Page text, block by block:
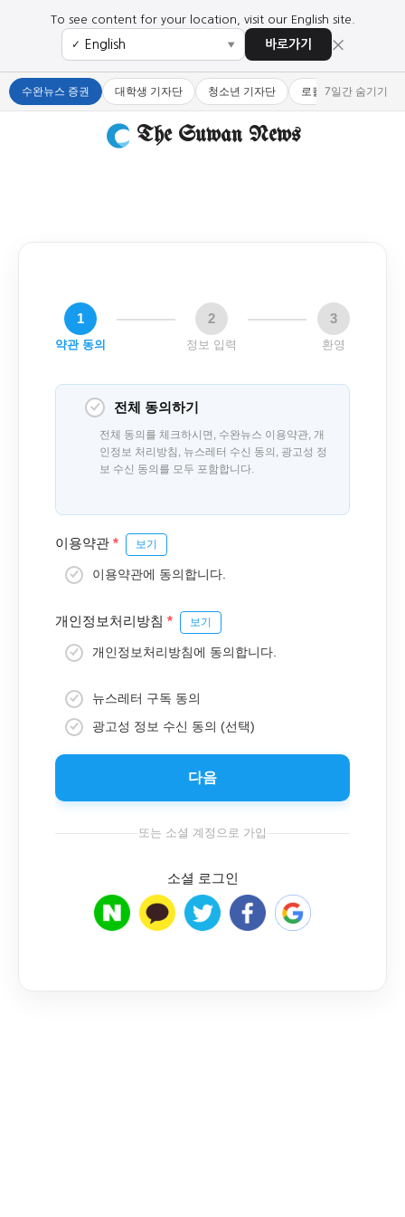
To see content for your location, visit our English site.
✓ ▼ 바로가기 ×
수완뉴스 증권 대학생 기자단 청소년 기자단 로컬 큐레이터
7일간 숨기기
The Suwan News
1
약관 동의
2
정보 입력
3
환영
전체 동의하기
전체 동의를 체크하시면, 수완뉴스 이용약관, 개
인정보 처리방침, 뉴스레터 수신 동의, 광고성 정
보 수신 동의를 모두 포함합니다.
이용약관 * 보기
이용약관에 동의합니다.
개인정보처리방침 * 보기
개인정보처리방침에 동의합니다.
뉴스레터 구독 동의
광고성 정보 수신 동의 (선택)
다음
또는 소셜 계정으로 가입
소셜 로그인